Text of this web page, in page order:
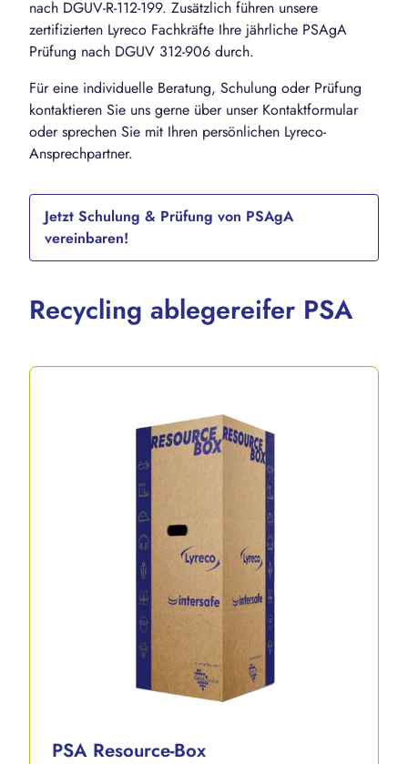
nach DGUV-R-112-199. Zusätzlich führen unsere
zertifizierten Lyreco Fachkräfte Ihre jährliche PSAgA
Prüfung nach DGUV 312-906 durch.
Für eine individuelle Beratung, Schulung oder Prüfung
kontaktieren Sie uns gerne über unser Kontaktformular
oder sprechen Sie mit Ihren persönlichen Lyreco-
Ansprechpartner.
Jetzt Schulung & Prüfung von PSAgA
vereinbaren!
Recycling ablegereifer PSA
PSA Resource-Box